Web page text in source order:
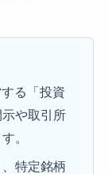
る「投資
や取引所
。
特定銘柄